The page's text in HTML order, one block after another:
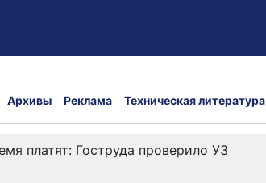
Архивы Реклама Техническая литература
платят: Гоструда проверило УЗ